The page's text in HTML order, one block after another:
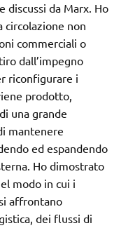
da Marx. Ho
circolazione non
commerciali o
dall’impegno
riconfigurare i
prodotto,
una grande
mantenere
ed espandendo
Ho dimostrato
modo in cui i
affrontano
dei flussi di